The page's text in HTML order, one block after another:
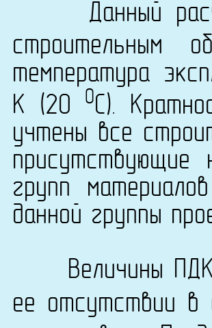
Данный
строительным
температура
K (20
0C).
учтены все
групп
данной группы
Величины ПДК
ее отсутствии в